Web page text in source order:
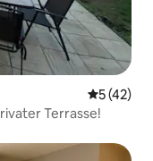
5 (42)
Terrasse!